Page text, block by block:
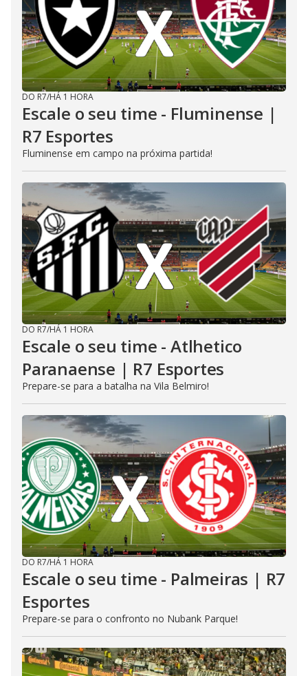
DO R7/HÁ 1 HORA
Escale o seu time - Fluminense |
R7 Esportes
Fluminense em campo na próxima partida!
DO R7/HÁ 1 HORA
Escale o seu time - Atlhetico
Paranaense | R7 Esportes
Prepare-se para a batalha na Vila Belmiro!
DO R7/HÁ 1 HORA
Escale o seu time - Palmeiras | R7
Esportes
Prepare-se para o confronto no Nubank Parque!